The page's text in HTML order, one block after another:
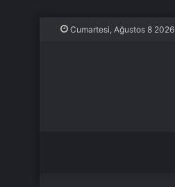
Cumartesi, Ağustos 8 2026